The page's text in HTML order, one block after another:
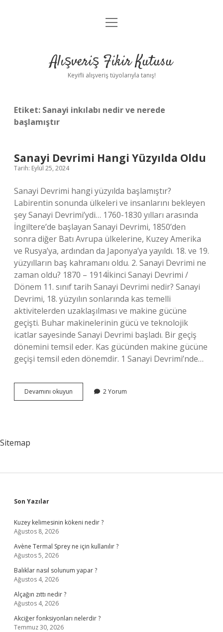
Anasayfa
Yasal Uyarı
menüyü
Alışveriş Fikir Kutusu
Keyifli alışveriş tüyolarıyla tanış!
Etiket: Sanayi inkılabı nedir ve nerede
başlamıştır
Sanayi Devrimi Hangi Yüzyılda Oldu
Tarih: Eylül 25, 2024
Sanayi Devrimi hangi yüzyılda başlamıştır?
Labirentin sonunda ülkeleri ve insanlarını bekleyen
şey Sanayi Devrimi’ydi… 1760-1830 yılları arasında
İngiltere’de başlayan Sanayi Devrimi, 1850’den
sonra diğer Batı Avrupa ülkelerine, Kuzey Amerika
ve Rusya’ya, ardından da Japonya’ya yayıldı. 18. ve 19.
yüzyılların baş kahramanı oldu. 2. Sanayi Devrimi ne
zaman oldu? 1870 – 1914İkinci Sanayi Devrimi /
Dönem 11. sınıf tarih Sanayi Devrimi nedir? Sanayi
Devrimi, 18. yüzyılın sonlarında kas temelli
aktivitelerden uzaklaşılması ve makine gücüne
geçişti. Buhar makinelerinin gücü ve teknolojik
icatlar sayesinde Sanayi Devrimi başladı. Bir geçiş
dönemini temsil eder. Kas gücünden makine gücüne
geçişi temsil eden dönemdir. 1 Sanayi Devrimi’nde…
Devamını okuyun
Devrimi
2 Yorum
Sitemap
Sidebar
Son Yazılar
Kuzey kelimesinin kökeni nedir ?
Ağustos 8, 2026
Avène Termal Sprey ne için kullanılır ?
Ağustos 5, 2026
Balıklar nasıl solunum yapar ?
Ağustos 4, 2026
Alçağın zıttı nedir ?
Ağustos 4, 2026
Akciğer fonksiyonları nelerdir ?
Temmuz 30, 2026